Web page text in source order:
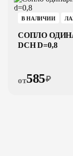
В НАЛИЧИИ
СОПЛО
DCH D=0,8
от585₽